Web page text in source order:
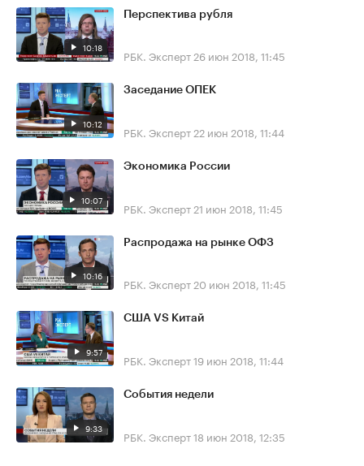
10:18
Перспектива рубля
РБК. Эксперт 26 июн 2018, 11:45
10:12
Заседание ОПЕК
РБК. Эксперт 22 июн 2018, 11:44
10:07
Экономика России
РБК. Эксперт 21 июн 2018, 11:45
10:16
Распродажа на рынке ОФЗ
РБК. Эксперт 20 июн 2018, 11:45
9:57
США VS Китай
РБК. Эксперт19 июн 2018, 11:44
9:33
События недели
РБК. Эксперт18 июн 2018, 12:35